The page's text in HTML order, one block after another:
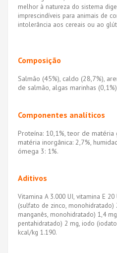
melhor à natureza do sistema
imprescindíveis para animais de
intolerância aos cereais ou ao
Composição
Salmão (45%), caldo (28,7%),
de salmão, algas marinhas
Componentes analíticos
Proteína: 10,1%, teor de matéria
matéria inorgânica: 2,7%,
ómega 3: 1%.
Aditivos
Vitamina A 3.000 UI, vitamina E
(sulfato de zinco, monohidratado)
manganês, monohidratado) 1,4
pentahidratado) 2 mg, iodo
kcal/kg 1.190.